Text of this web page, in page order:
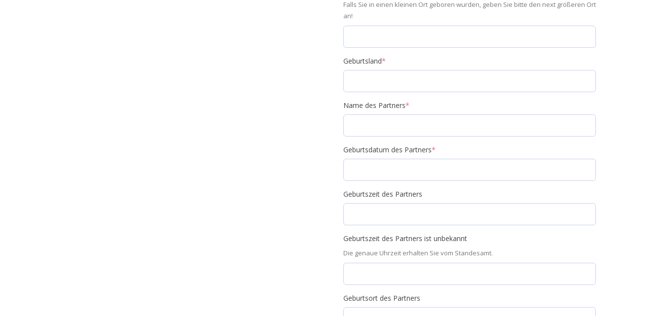
Falls Sie in einen kleinen Ort geboren wurden, geben Sie bitte den next größeren Ort
an!
Geburtsland*
Name des Partners*
Geburtsdatum des Partners*
Geburtszeit des Partners
Geburtszeit des Partners ist unbekannt
Die genaue Uhrzeit erhalten Sie vom Standesamt.
Geburtsort des Partners